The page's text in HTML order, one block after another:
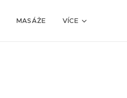
MASÁŽE VÍCE